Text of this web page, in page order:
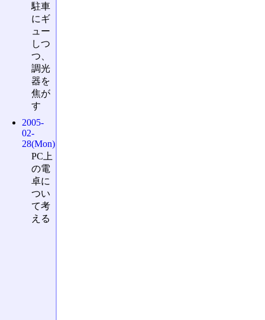
駐車
にギ
ュー
しつ
つ、
調光
器を
焦が
す
2005-
02-
28(Mon)
PC上
の電
卓に
つい
て考
える